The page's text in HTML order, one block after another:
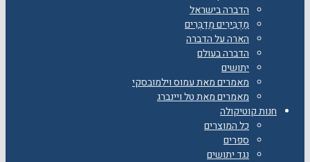
הדברה בישראל
מַדְבִּירִים מְדַבְּרִים
הארה על הדברה
הדברה בעולם
יתושים
מאמרים מאת עמוס וילמובסקי
מאמרים מאת טל ויינברג
חנות קוטיקולה
כל המוצרים
ספרים
נגד יתושים